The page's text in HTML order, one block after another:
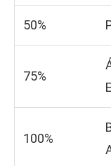
50%
75%
100%